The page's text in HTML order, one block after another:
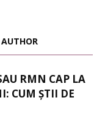
RMN CAP LA
CUM ȘTII DE